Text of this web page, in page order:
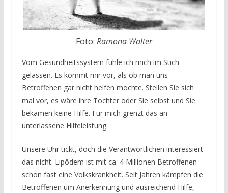
Foto: Ramona Walter
Vom Gesundheitssystem fühle ich mich im Stich
gelassen. Es kommt mir vor, als ob man uns
Betroffenen gar nicht helfen möchte. Stellen Sie sich
mal vor, es wäre ihre Tochter oder Sie selbst und Sie
bekämen keine Hilfe. Für mich grenzt das an
unterlassene Hilfeleistung.
Unsere Uhr tickt, doch die Verantwortlichen interessiert
das nicht. Lipödem ist mit ca. 4 Millionen Betroffenen
schon fast eine Volkskrankheit. Seit Jahren kämpfen die
Betroffenen um Anerkennung und ausreichend Hilfe,